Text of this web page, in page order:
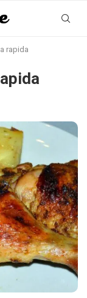
rapida